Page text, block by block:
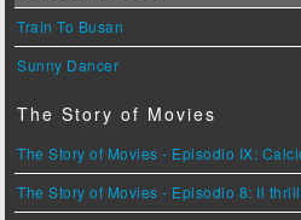
Train To Busan
Sunny Dancer
The Story of Movies
The Story of Movies - Episodio IX:
The Story of Movies - Episodio 8: Il